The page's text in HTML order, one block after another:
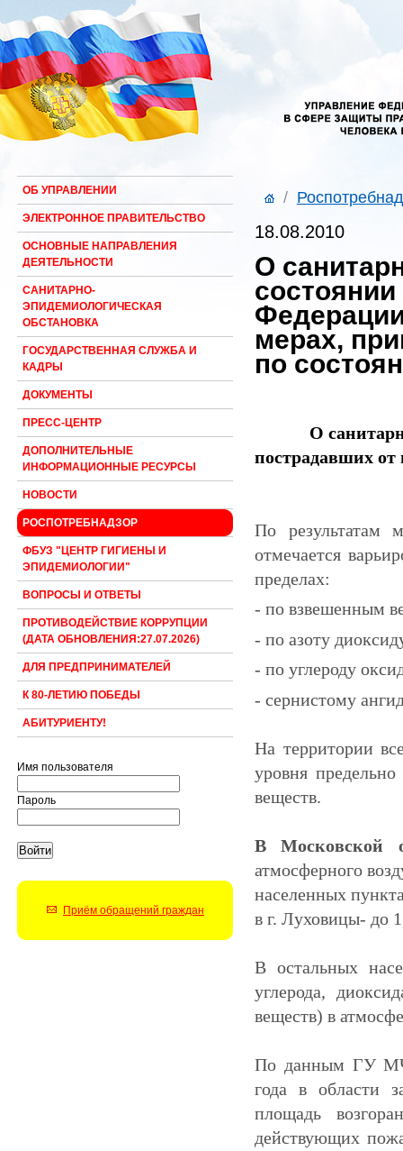
ОБ УПРАВЛЕНИИ
ЭЛЕКТРОННОЕ ПРАВИТЕЛЬСТВО
ОСНОВНЫЕ НАПРАВЛЕНИЯ
ДЕЯТЕЛЬНОСТИ
САНИТАРНО-
ЭПИДЕМИОЛОГИЧЕСКАЯ
ОБСТАНОВКА
ГОСУДАРСТВЕННАЯ СЛУЖБА И
КАДРЫ
ДОКУМЕНТЫ
ПРЕСС-ЦЕНТР
ДОПОЛНИТЕЛЬНЫЕ
ИНФОРМАЦИОННЫЕ РЕСУРСЫ
НОВОСТИ
РОСПОТРЕБНАДЗОР
ФБУЗ "ЦЕНТР ГИГИЕНЫ И
ЭПИДЕМИОЛОГИИ"
ВОПРОСЫ И ОТВЕТЫ
ПРОТИВОДЕЙСТВИЕ КОРРУПЦИИ
(ДАТА ОБНОВЛЕНИЯ:27.07.2026)
ДЛЯ ПРЕДПРИНИМАТЕЛЕЙ
К 80-ЛЕТИЮ ПОБЕДЫ
АБИТУРИЕНТУ!
Имя пользователя
Пароль
Приём обращений граждан
/
18.08.2010
О
мерах,
по
О
пострадавших
По результатам
отмечается
пределах:
- по взвешенным
- по азоту
- по углероду
- сернистому
На территории
уровня
веществ.
В
Московской
атмосферного
населенных
в г. Луховицы- до
В остальных
углерода,
веществ) в
По данным ГУ
года в области
площадь
действующих